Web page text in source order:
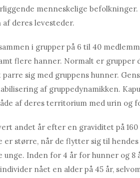
menneskelige
​​deres levesteder.
i grupper på 6 til 40
flere hanner. Normalt er grupper
sig med gruppens hunner.
af gruppedynamikken.
af deres territorium med urin og
andet år efter en graviditet på
er større, når de flytter sig til
unge. Inden for 4 år for hunner og
nået en alder på 45 år,